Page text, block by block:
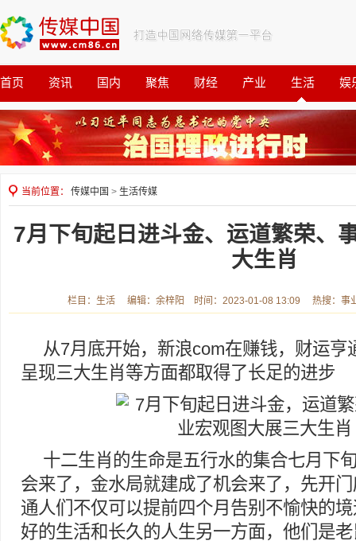
首页 资讯 国内 聚焦 财经 产业 生活 娱
观察 公益
当前位置： 传媒中国 > 生活传媒
7月下旬起日进斗金、运道繁荣、
大生肖
栏目：生活 编辑：余梓阳 时间：2023-01-08 13:09 热搜：事
从7月底开始，新浪com在赚钱，财运亨
呈现三大生肖等方面都取得了长足的进步
十二生肖的生命是五行水的集合七月下
会来了，金水局就建成了机会来了，先开
通人们不仅可以提前四个月告别不愉快的
好的生活和长久的人生另一方面，他们是